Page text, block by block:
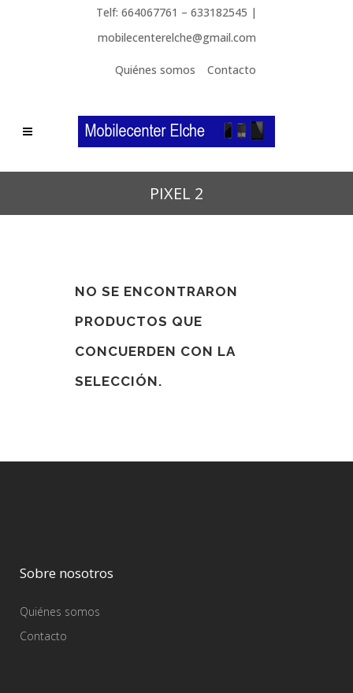
Telf: 664067761 – 633182545 |
mobilecenterelche@gmail.com
Quiénes somos Contacto
PIXEL 2
NO SE ENCONTRARON
PRODUCTOS QUE
CONCUERDEN CON LA
SELECCIÓN.
Sobre nosotros
Quiénes somos
Contacto